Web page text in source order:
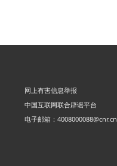
网上有害信息举报
中国互联网联合辟谣平台
电子邮箱：4008000088@cnr.cn